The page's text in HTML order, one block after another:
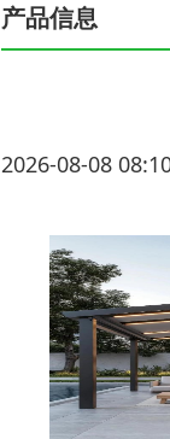
产品信息
2026-08-08